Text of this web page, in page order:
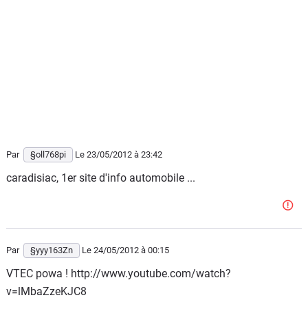
Par §oll768pi Le 23/05/2012 à 23:42
caradisiac, 1er site d'info automobile ...
Par §yyy163Zn Le 24/05/2012 à 00:15
VTEC powa ! http://www.youtube.com/watch?
v=lMbaZzeKJC8